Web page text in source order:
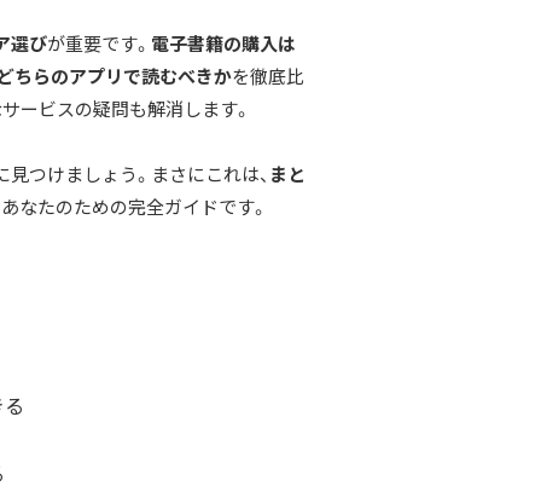
選びが重要です。 電子書籍の購入は
ちらのアプリで読むべきかを徹底比
ービスの疑問も解消します。
つけましょう。まさにこれは、 まと
なたのための完全ガイドです。